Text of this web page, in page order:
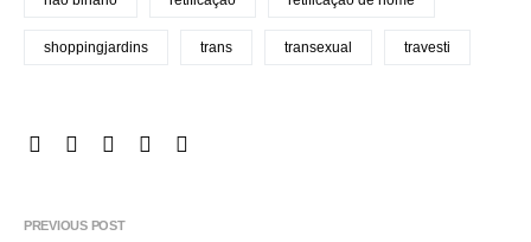
shoppingjardins trans transexual travesti
PREVIOUS POST